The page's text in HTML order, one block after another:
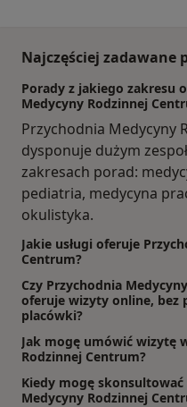
Najczęściej zadawane
Porady z jakiego zakresu
Medycyny Rodzinnej
Przychodnia Medycyny
dysponuje dużym
zakresach porad:
pediatria, medycyna
okulistyka.
Jakie usługi oferuje
Centrum?
Czy Przychodnia
oferuje wizyty online, bez
placówki?
Jak mogę umówić wizytę
Rodzinnej Centrum?
Kiedy mogę
Medycyny Rodzinnej